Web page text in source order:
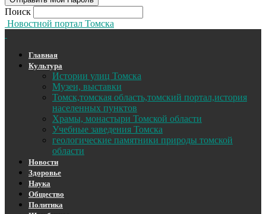
Поиск
Новостной портал Томска
Главная
Культура
Истории улиц Томска
Музеи, выставки
Томск,томская область,томский портал,история
населенных пунктов
Храмы, монастыри Томской области
Учебные заведения Томска
геологические памятники природы томской
области
Новости
Здоровье
Наука
Общество
Политика